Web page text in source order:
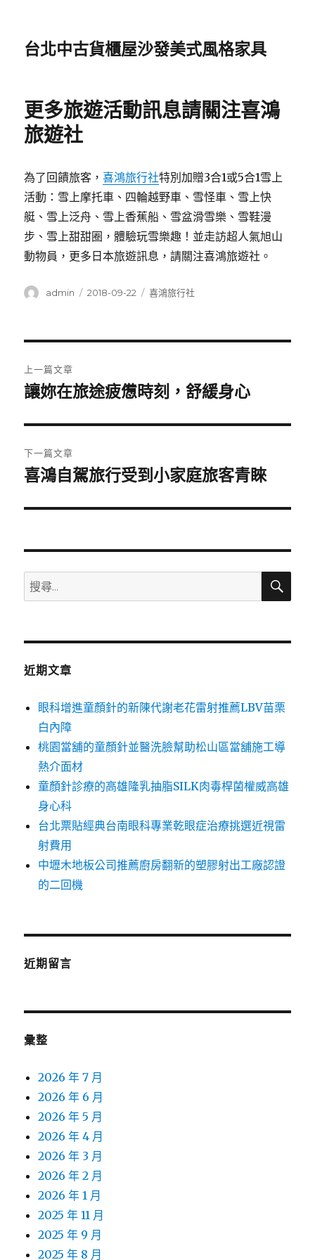
台北中古貨櫃屋沙發美式風格家具
更多旅遊活動訊息請關注喜鴻
旅遊社
為了回饋旅客，喜鴻旅行社特別加贈3合1或5合1雪上
活動：雪上摩托車、四輪越野車、雪怪車、雪上快
艇、雪上泛舟、雪上香蕉船、雪盆滑雪樂、雪鞋漫
步、雪上甜甜圈，體驗玩雪樂趣！並走訪超人氣旭山
動物員，更多日本旅遊訊息，請關注喜鴻旅遊社。
作
admin
發
2018-09-22
分
喜鴻旅行社
章
覽
上一篇文章
上
篇
文
章:
讓妳在旅途疲憊時刻，舒緩身心
下一篇文章
下
篇
章:
喜鴻自駕旅行受到小家庭旅客青睞
搜
尋
鍵
搜
近期文章
眼科增進童顏針的新陳代謝老花雷射推薦LBV苗栗
白內障
桃園當舖的童顏針並醫洗臉幫助松山區當舖施工導
熱介面材
童顏針診療的高雄隆乳抽脂SILK肉毒桿菌權威高雄
身心科
台北票貼經典台南眼科專業乾眼症治療挑選近視雷
射費用
中壢木地板公司推薦廚房翻新的塑膠射出工廠認證
的二回機
近期留言
彙整
2026 年 7 月
2026 年 6 月
2026 年 5 月
2026 年 4 月
2026 年 3 月
2026 年 2 月
2026 年 1 月
2025 年 11 月
2025 年 9 月
2025 年 8 月